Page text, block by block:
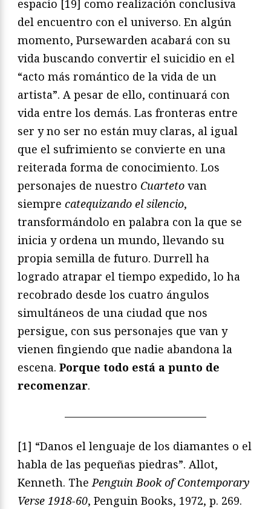
espacio [19] como realización conclusiva
del encuentro con el universo. En algún
momento, Pursewarden acabará con su
vida buscando convertir el suicidio en el
“acto más romántico de la vida de un
artista”. A pesar de ello, continuará con
vida entre los demás. Las fronteras entre
ser y no ser no están muy claras, al igual
que el sufrimiento se convierte en una
reiterada forma de conocimiento. Los
personajes de nuestro Cuarteto van
siempre catequizando el silencio,
transformándolo en palabra con la que se
inicia y ordena un mundo, llevando su
propia semilla de futuro. Durrell ha
logrado atrapar el tiempo expedido, lo ha
recobrado desde los cuatro ángulos
simultáneos de una ciudad que nos
persigue, con sus personajes que van y
vienen fingiendo que nadie abandona la
escena. Porque todo está a punto de
recomenzar.
—————————————
[1] “Danos el lenguaje de los diamantes o el
habla de las pequeñas piedras”. Allot,
Kenneth. ThePenguin Book of Contemporary
Verse 1918-60, Penguin Books, 1972, p. 269.